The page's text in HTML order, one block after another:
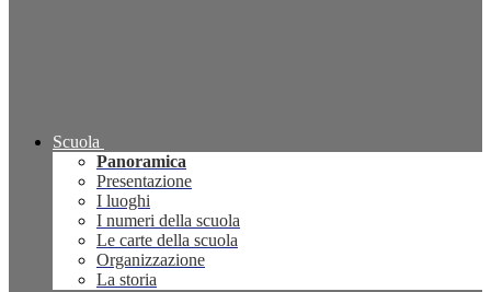
Scuola
Panoramica
Presentazione
I luoghi
I numeri della scuola
Le carte della scuola
Organizzazione
La storia